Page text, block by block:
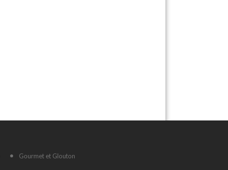
Gourmet et Glouton